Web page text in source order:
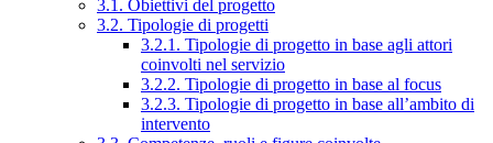
3.1. Obiettivi del progetto
3.2. Tipologie di progetti
3.2.1. Tipologie di progetto in base agli attori
coinvolti nel servizio
3.2.2. Tipologie di progetto in base al focus
3.2.3. Tipologie di progetto in base all’ambito di
intervento